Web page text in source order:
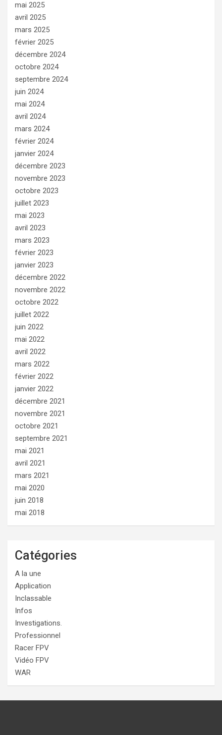
mai 2025
avril 2025
mars 2025
février 2025
décembre 2024
octobre 2024
septembre 2024
juin 2024
mai 2024
avril 2024
mars 2024
février 2024
janvier 2024
décembre 2023
novembre 2023
octobre 2023
juillet 2023
mai 2023
avril 2023
mars 2023
février 2023
janvier 2023
décembre 2022
novembre 2022
octobre 2022
juillet 2022
juin 2022
mai 2022
avril 2022
mars 2022
février 2022
janvier 2022
décembre 2021
novembre 2021
octobre 2021
septembre 2021
mai 2021
avril 2021
mars 2021
mai 2020
juin 2018
mai 2018
Catégories
A la une
Application
Inclassable
Infos
Investigations.
Professionnel
Racer FPV
Vidéo FPV
WAR